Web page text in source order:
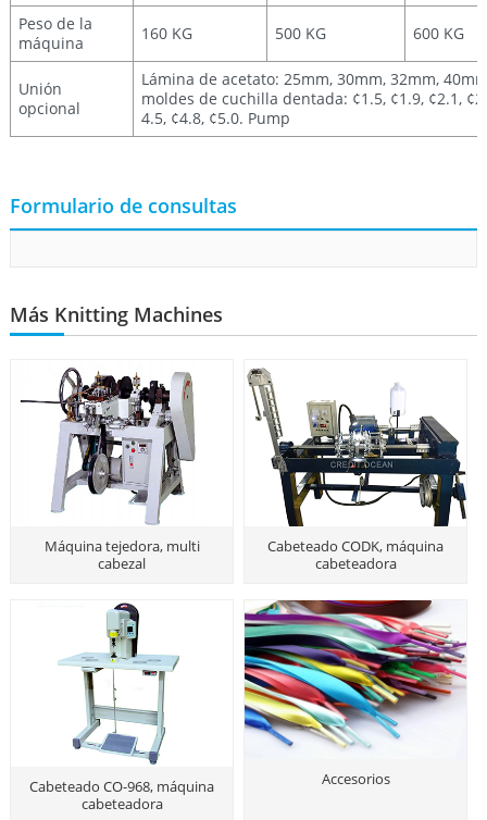
Peso de la
máquina
160 KG 500 KG 600 KG
Unión
opcional
Lámina de acetato: 25mm, 30mm, 32mm,
moldes de cuchilla dentada: ¢1.5, ¢1.9, ¢2.1,
4.5, ¢4.8, ¢5.0. Pump
Formulario de consultas
Más Knitting Machines
Máquina tejedora, multi
cabezal
Cabeteado CODK, máquina
cabeteadora
Cabeteado CO-968, máquina
cabeteadora
Accesorios